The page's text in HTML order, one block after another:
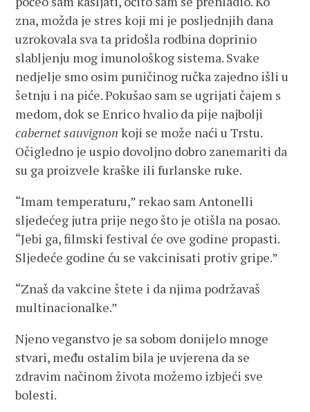
zna, možda je stres koji mi je posljednjih dana
uzrokovala sva ta pridošla rodbina doprinio
slabljenju mog imunološkog sistema. Svake
nedjelje smo osim puničinog ručka zajedno išli u
šetnju i na piće. Pokušao sam se ugrijati čajem s
medom, dok se Enrico hvalio da pije najbolji
cabernet sauvignon koji se može naći u Trstu.
Očigledno je uspio dovoljno dobro zanemariti da
su ga proizvele kraške ili furlanske ruke.
“Imam temperaturu,” rekao sam Antonelli
sljedećeg jutra prije nego što je otišla na posao.
“Jebi ga, filmski festival će ove godine propasti.
Sljedeće godine ću se vakcinisati protiv gripe.”
“Znaš da vakcine štete i da njima podržavaš
multinacionalke.”
Njeno veganstvo je sa sobom donijelo mnoge
stvari, među ostalim bila je uvjerena da se
zdravim načinom života možemo izbjeći sve
bolesti.